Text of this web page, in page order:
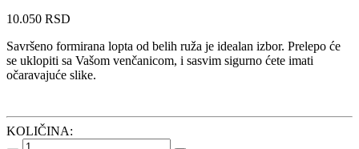
10.050 RSD
Savršeno formirana lopta od belih ruža je idealan izbor. Prelepo će
se uklopiti sa Vašom venčanicom, i sasvim sigurno ćete imati
očaravajuće slike.
KOLIČINA: